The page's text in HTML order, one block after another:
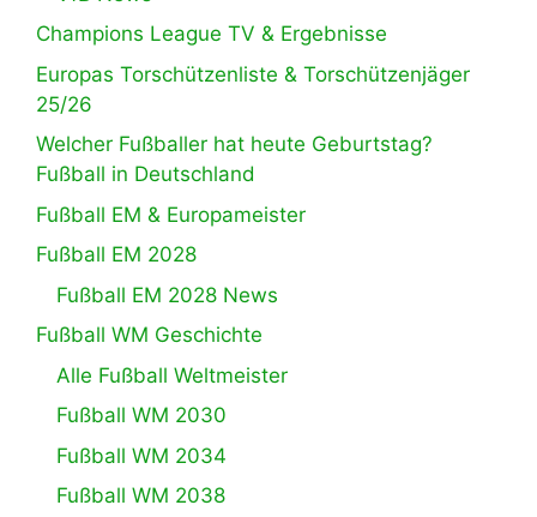
Champions League TV & Ergebnisse
Europas Torschützenliste & Torschützenjäger
25/26
Welcher Fußballer hat heute Geburtstag?
Fußball in Deutschland
Fußball EM & Europameister
Fußball EM 2028
Fußball EM 2028 News
Fußball WM Geschichte
Alle Fußball Weltmeister
Fußball WM 2030
Fußball WM 2034
Fußball WM 2038